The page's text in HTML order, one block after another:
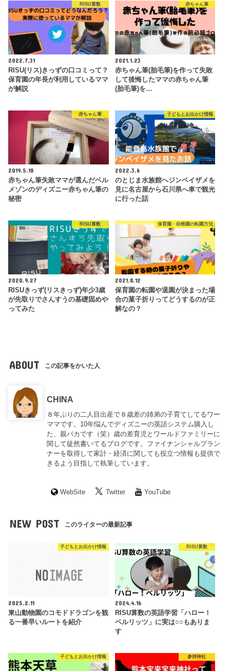
RISU算数
2022.7.31
RISU(リス)きっずの口コミって？
保育園の年長が利用しているママ
が解説
赤ちゃん筆
2021.1.23
赤ちゃん筆(胎毛筆)を作って失敗
して後悔したママの赤ちゃん筆
(胎毛筆)を…
赤ちゃん筆
2019.5.18
赤ちゃん筆失敗ママが選んだベル
メゾンのディズニー赤ちゃん筆の
秘密
子どもとお出かけ情報
2022.3.6
のとじま水族館へジンベイザメを
見に名古屋から石川県へ車で観光
に行った話
RISU算数
2020.9.27
RISUきっず(リスきっず)年少3歳
が先取りでさんすうの基礎固めや
ってみた
保育園・幼稚園の転園方法
2021.8.12
保育園の転園や退園が決まった場
合の菓子折りってどうするのが正
解なの？
ABOUT この記事をかいた人
CHINA
８年ぶりの二人目出産で８歳差の姉弟の子育てしてるワー
ママです。10年悩んでディズニーの英語システム購入し
た、親バカです（笑）歳の差育児とワールドファミリーに
関して徒然書いてるブログです。ファイナンシャルプラン
ナーを取得して家計・経済に関しても役立つ情報も提供で
きるよう目指して執筆しています。
WebSite Twitter YouTube
NEW POST このライターの最新記事
子どもとお出かけ情報
2025.2.11
東山動物園のコモドドラゴンを観
る一番早いルートを紹介
RISU算数
2024.4.16
RISU算数の英語学習「ハロー！
ベルリッツ」に実は○○もありま
す
子どもとお出かけ情報 参拝神社